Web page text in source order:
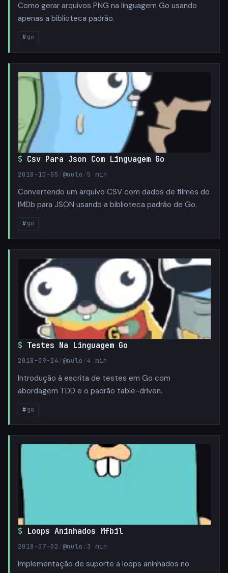
Como gerar arquivos PNG na linguagem Go usando
apenas a biblioteca padrão.
go
Csv Para Json Com Linguagem Go
2018-10-05 /@nulo /5 min
Convertendo um arquivo CSV com dados de filmes do
IMDb para JSON usando a biblioteca padrão de Go.
go
Testes Na Linguagem Go
2018-09-24 /@nulo /4 min
Introdução à escrita de testes em Go com
abordagem TDD e o padrão table-driven.
go
Loops Aninhados Mfbil
2018-07-02/@nulo/3 min
Implementação de suporte a loops aninhados no